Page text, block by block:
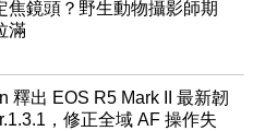
焦鏡頭？野生動物攝影師期
滿
釋出 EOS R5 Mark II 最新韌
，修正全域 AF 操作失